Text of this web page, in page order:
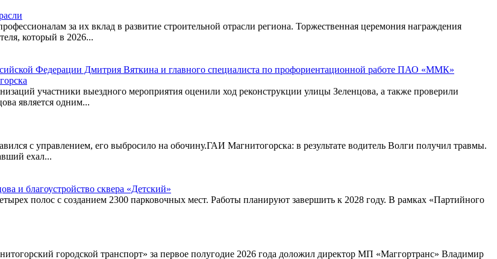
за их вклад в развитие строительной отрасли региона. Торжественная церемония награждения
который в 2026...
Федерации Дмитрия Вяткина и главного специалиста по профориентационной работе ПАО «ММК»
участники выездного мероприятия оценили ход реконструкции улицы Зеленцова, а также проверили
является одним...
с управлением, его выбросило на обочину.ГАИ Магнитогорска: в результате водитель Волги получил травмы.
ехал...
и благоустройство сквера «Детский»
полос с созданием 2300 парковочных мест. Работы планируют завершить к 2028 году. В рамках «Партийного
городской транспорт» за первое полугодие 2026 года доложил директор МП «Маггортранс» Владимир